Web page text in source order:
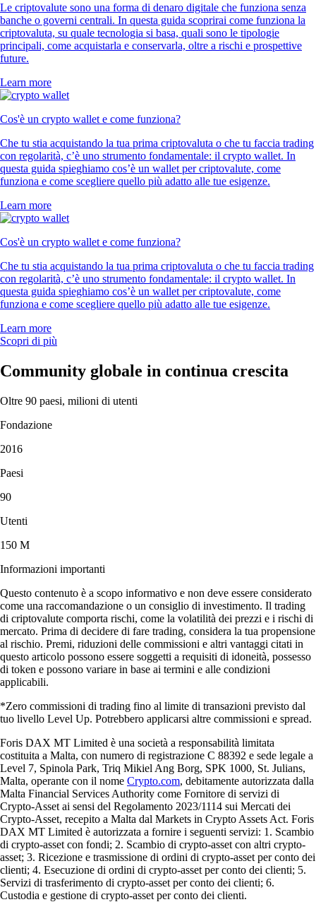
Le criptovalute sono una forma di denaro digitale che funziona senza
banche o governi centrali. In questa guida scoprirai come funziona la
criptovaluta, su quale tecnologia si basa, quali sono le tipologie
principali, come acquistarla e conservarla, oltre a rischi e prospettive
future.
Learn more
Cos'è un crypto wallet e come funziona?
Che tu stia acquistando la tua prima criptovaluta o che tu faccia trading
con regolarità, c’è uno strumento fondamentale: il crypto wallet. In
questa guida spieghiamo cos’è un wallet per criptovalute, come
funziona e come scegliere quello più adatto alle tue esigenze.
Learn more
Cos'è un crypto wallet e come funziona?
Che tu stia acquistando la tua prima criptovaluta o che tu faccia trading
con regolarità, c’è uno strumento fondamentale: il crypto wallet. In
questa guida spieghiamo cos’è un wallet per criptovalute, come
funziona e come scegliere quello più adatto alle tue esigenze.
Learn more
Scopri di più
Community globale in continua crescita
Oltre 90 paesi, milioni di utenti
Fondazione
2016
Paesi
90
Utenti
150 M
Informazioni importanti
Questo contenuto è a scopo informativo e non deve essere considerato
come una raccomandazione o un consiglio di investimento. Il trading
di criptovalute comporta rischi, come la volatilità dei prezzi e i rischi di
mercato. Prima di decidere di fare trading, considera la tua propensione
al rischio. Premi, riduzioni delle commissioni e altri vantaggi citati in
questo articolo possono essere soggetti a requisiti di idoneità, possesso
di token e possono variare in base ai termini e alle condizioni
applicabili.
*Zero commissioni di trading fino al limite di transazioni previsto dal
tuo livello Level Up. Potrebbero applicarsi altre commissioni e spread.
Foris DAX MT Limited è una società a responsabilità limitata
costituita a Malta, con numero di registrazione C 88392 e sede legale a
Level 7, Spinola Park, Triq Mikiel Ang Borg, SPK 1000, St. Julians,
Malta, operante con il nome Crypto.com, debitamente autorizzata dalla
Malta Financial Services Authority come Fornitore di servizi di
Crypto-Asset ai sensi del Regolamento 2023/1114 sui Mercati dei
Crypto-Asset, recepito a Malta dal Markets in Crypto Assets Act. Foris
DAX MT Limited è autorizzata a fornire i seguenti servizi: 1. Scambio
di crypto-asset con fondi; 2. Scambio di crypto-asset con altri crypto-
asset; 3. Ricezione e trasmissione di ordini di crypto-asset per conto dei
clienti; 4. Esecuzione di ordini di crypto-asset per conto dei clienti; 5.
Servizi di trasferimento di crypto-asset per conto dei clienti; 6.
Custodia e gestione di crypto-asset per conto dei clienti.